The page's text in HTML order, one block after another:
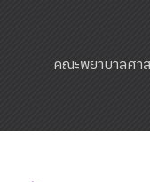
คณะพยาบาลศา